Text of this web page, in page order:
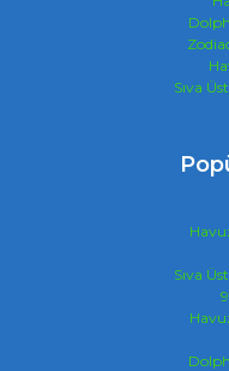
Sıva
Sıva